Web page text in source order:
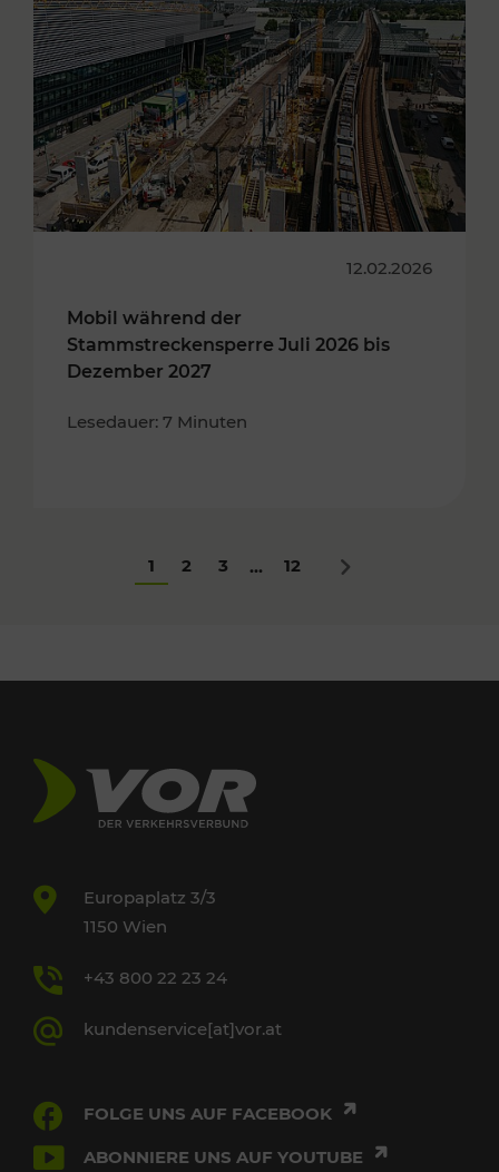
12.02.2026
Mobil während der
Stammstreckensperre Juli 2026 bis
Dezember 2027
Lesedauer: 7 Minuten
1 2 3 ... 12 Nächstes
Europaplatz 3/3
1150 Wien
+43 800 22 23 24
kundenservice[at]vor.at
FOLGE UNS AUF FACEBOOK
ABONNIERE UNS AUF YOUTUBE